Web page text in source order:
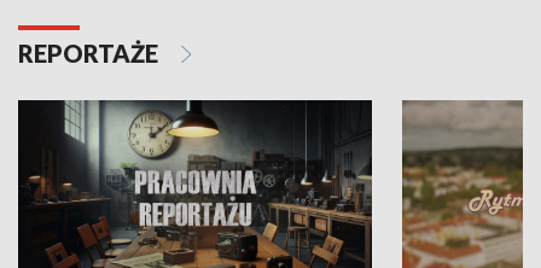
REPORTAŻE